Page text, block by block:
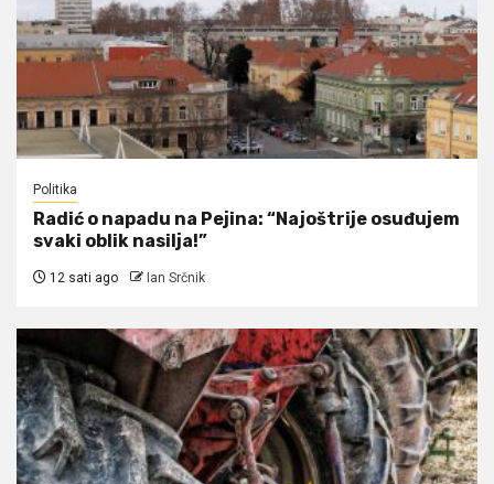
Politika
Radić o napadu na Pejina: “Najoštrije osuđujem
svaki oblik nasilja!”
12 sati ago Ian Srčnik